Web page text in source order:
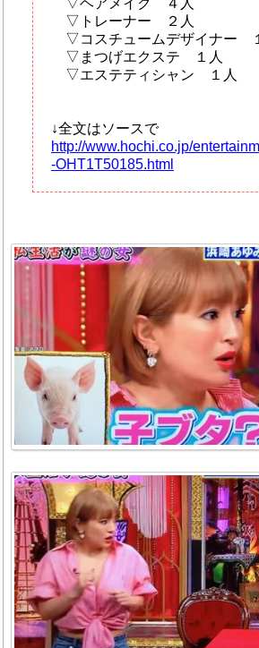
▽トレーナー ２人
▽コスチュームデザイナー
▽まつげエクステ １人
▽エステティシャン １人
↓全文はソースで
http://www.hochi.co.jp/
-OHT1T50185.html